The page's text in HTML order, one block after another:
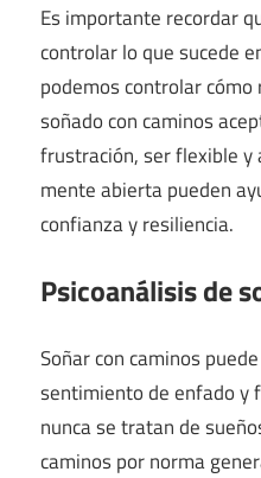
Es importante recordar
controlar lo que sucede
podemos controlar cómo
soñado con caminos
frustración, ser flexible y
mente abierta pueden
confianza y resiliencia.
Psicoanálisis de
Soñar con caminos
sentimiento de enfado y
nunca se tratan de
caminos por norma